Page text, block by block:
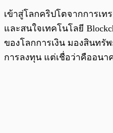
เข้าสู่โลกคริปโตจากการเท
และสนใจเทคโนโลยี
ของโลกการเงิน มองสินทรั
การลงทุน แต่เชื่อว่าคืออนา